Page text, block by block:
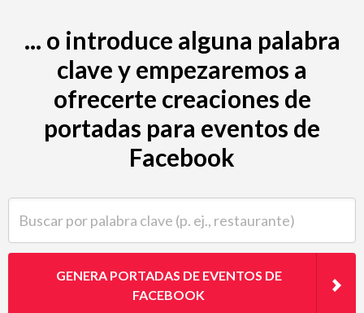
... o introduce alguna palabra
clave y empezaremos a
ofrecerte creaciones de
portadas para eventos de
Facebook
GENERA PORTADAS DE EVENTOS DE
FACEBOOK